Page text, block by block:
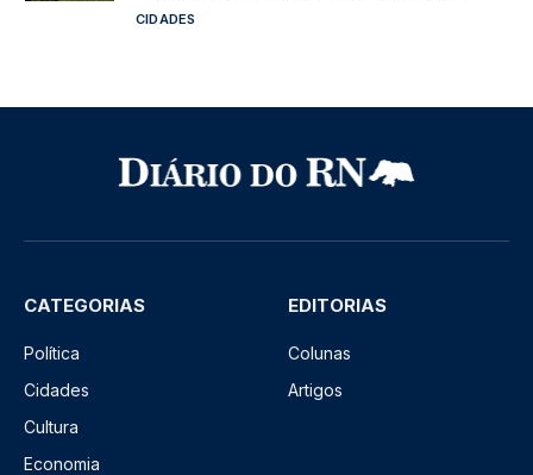
CIDADES
CATEGORIAS
Política
Cidades
Cultura
Economia
EDITORIAS
Colunas
Artigos